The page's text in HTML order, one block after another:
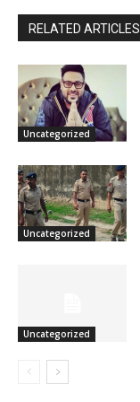
RELATED ARTICLES
Uncategorized
Uncategorized
Uncategorized